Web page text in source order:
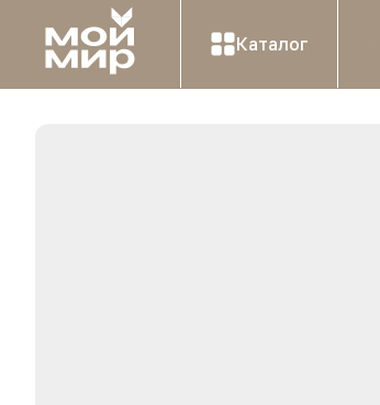
Каталог